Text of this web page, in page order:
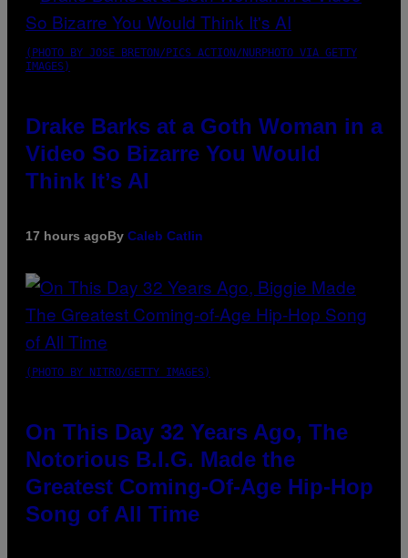
(PHOTO BY JOSE BRETON/PICS ACTION/NURPHOTO VIA GETTY
IMAGES)
Drake Barks at a Goth Woman in a
Video So Bizarre You Would
Think It’s AI
17 hours agoBy Caleb Catlin
(PHOTO BY NITRO/GETTY IMAGES)
On This Day 32 Years Ago, The
Notorious B.I.G. Made the
Greatest Coming-Of-Age Hip-Hop
Song of All Time